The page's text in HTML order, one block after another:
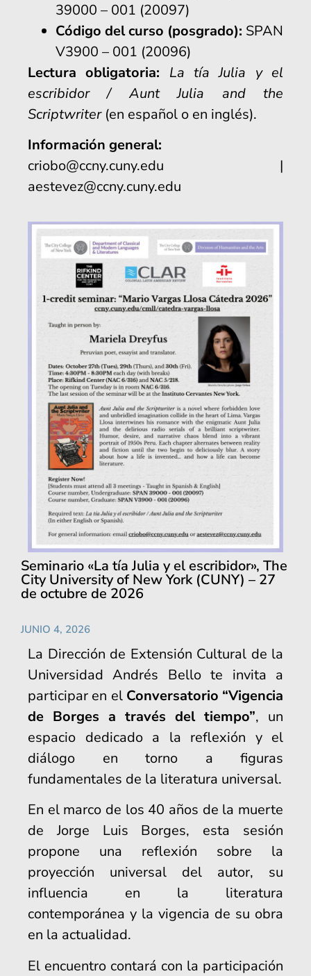
39000 – 001 (20097)
Código del curso (posgrado): SPAN
V3900 – 001 (20096)
Lectura obligatoria: La tía Julia y el
escribidor / Aunt Julia and the
Scriptwriter(en español o en inglés).
Información general:
criobo@ccny.cuny.edu |
aestevez@ccny.cuny.edu
Seminario «La tía Julia y el escribidor», The
City University of New York (CUNY) – 27
de octubre de 2026
JUNIO 4, 2026
La Dirección de Extensión Cultural de la
Universidad Andrés Bello te invita a
participar en el Conversatorio “Vigencia
de Borges a través del tiempo”, un
espacio dedicado a la reflexión y el
diálogo en torno a figuras
fundamentales de la literatura universal.
En el marco de los 40 años de la muerte
de Jorge Luis Borges, esta sesión
propone una reflexión sobre la
proyección universal del autor, su
influencia en la literatura
contemporánea y la vigencia de su obra
en la actualidad.
El encuentro contará con la participación